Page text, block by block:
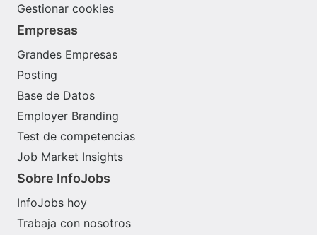
Gestionar cookies
Empresas
Grandes Empresas
Posting
Base de Datos
Employer Branding
Test de competencias
Job Market Insights
Sobre InfoJobs
InfoJobs hoy
Trabaja con nosotros